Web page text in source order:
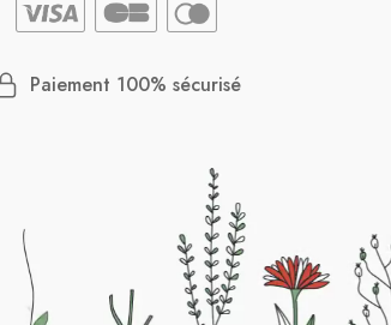
Paiement 100% sécurisé